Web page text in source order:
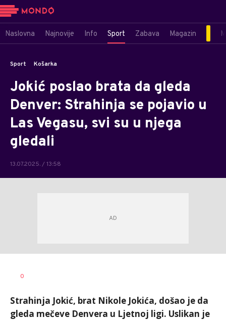
Naslovna Najnovije Info Sport Zabava Magazin
Sport Košarka
Jokić poslao brata da gleda
Denver: Strahinja se pojavio u
Las Vegasu, svi su u njega
gledali
13.07.2025. / 13:58
AUTOR
0
Strahinja Jokić, brat Nikole Jokića, došao je da
gleda mečeve Denvera u Ljetnoj ligi. Uslikan je